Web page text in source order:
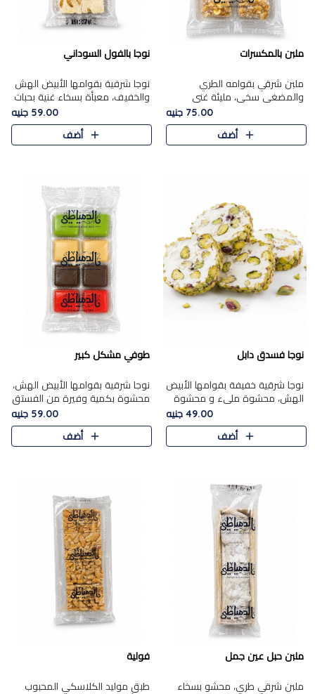
ملبن بالمكسرات
ملبن شرقي بقوامه الطري
والمضغي سخي، مليئة غني
بتشكيلة فاخرة من المكسرات
مشكلة المختارة التي تقدم تضيف
قرمشة مميزة مرضية ونكهة
75.00 جنيه
أضف
نوجا بالفول السوداني
نوجا شرقية بقوامها الأبيض الهش
والخفيف، معبأة بسخاء غنية بحبات
الفول السوداني المحمص التي
يقدم تضيف قرمشة مميزة مرضية
وتوازنًا رائعًا مع حلا..
59.00 جنيه
أضف
نوجا فسدق دابل
نوجا شرقية خفيفة بقوامها الأبيض
الهش، محشوة مليء و محشوة
بـكمية وفيرة من الفستق الفاخر
لتمنحك نكهة مكسرات غنية
وقرمشة مميزة في كل قطعة و
49.00 جنيه
أضف
طوفي مشكل كبير
نوجا شرقية بقوامها الأبيض الهش،
محشوة بكمية وفيرة من الفستق
الفاخر لتمنحك نكهة غنية وقرمشة
مميزة في كل قطعة، لتجربة تجمع
بين الفخامة والمذاق..
59.00 جنيه
أضف
ملبن حبل عين جمل
ملبن شرقي طري، محشو بسخاء
فولية
طبق موليد الكلاسكي المحبوب